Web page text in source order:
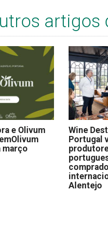
artigos
e Olivum
março
Wine
Portugal
Alentejo